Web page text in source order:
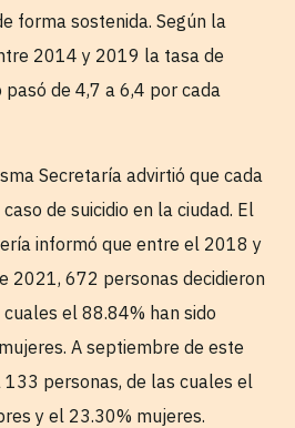
forma sostenida. Según la
2014 y 2019 la tasa de
de 4,7 a 6,4 por cada
Secretaría advirtió que cada
de suicidio en la ciudad. El
informó que entre el 2018 y
2021, 672 personas decidieron
el 88.84% han sido
A septiembre de este
personas, de las cuales el
y el 23.30% mujeres.